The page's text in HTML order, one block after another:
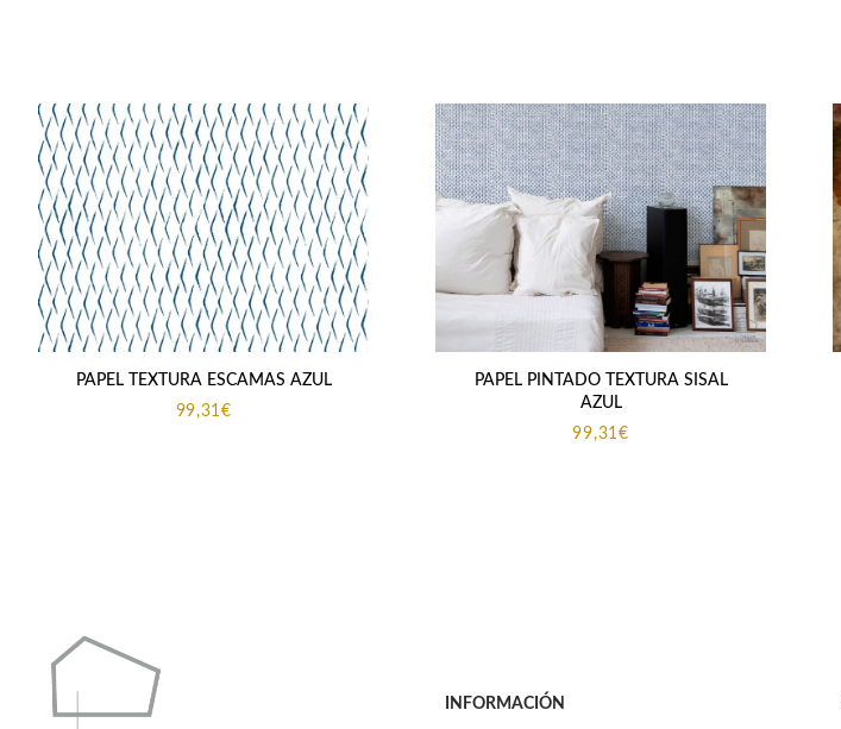
PAPEL TEXTURA ESCAMAS AZUL
99,31€
PAPEL PINTADO TEXTURA SISAL
AZUL
99,31€
INFORMACIÓN